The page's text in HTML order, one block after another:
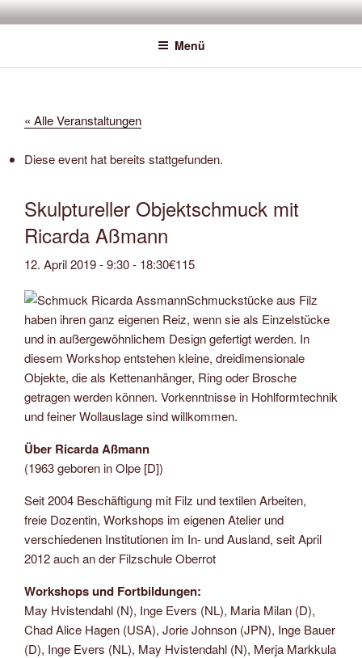
Zum
InhaltSAWATOU
Fiber Artist
Menü
« Alle Veranstaltungen
Diese event hat bereits stattgefunden.
Skulptureller Objektschmuck mit
Ricarda Aßmann
12. April 2019 - 9:30- 18:30€115
Schmuckstücke aus Filz
haben ihren ganz eigenen Reiz, wenn sie als Einzelstücke
und in außergewöhnlichem Design gefertigt werden. In
diesem Workshop entstehen kleine, dreidimensionale
Objekte, die als Kettenanhänger, Ring oder Brosche
getragen werden können. Vorkenntnisse in Hohlformtechnik
und feiner Wollauslage sind willkommen.
Über Ricarda Aßmann
(1963 geboren in Olpe [D])
Seit 2004 Beschäftigung mit Filz und textilen Arbeiten,
freie Dozentin, Workshops im eigenen Atelier und
verschiedenen Institutionen im In- und Ausland, seit April
2012 auch an der Filzschule Oberrot
Workshops und Fortbildungen:
May Hvistendahl (N), Inge Evers (NL), Maria Milan (D),
Chad Alice Hagen (USA), Jorie Johnson (JPN), Inge Bauer
(D), Inge Evers (NL), May Hvistendahl (N), Merja Markkula